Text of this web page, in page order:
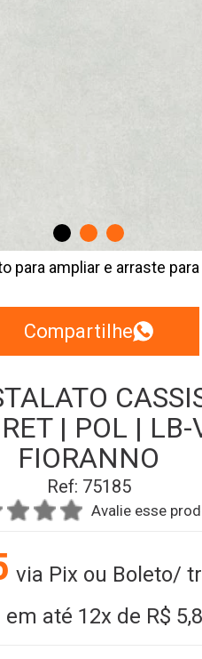
para ampliar e arraste
Compartilhe
| POL | LB-
FIORANNO
Ref: 75185
Avalie esse
via Pix ou Boleto/
em até 12x de R$